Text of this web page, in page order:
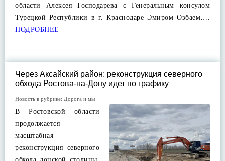
области Алексея Господарева с Генеральным консулом
Турецкой Республики в г. Краснодаре Эмиром Озбаем….
ПОДРОБНЕЕ
Через Аксайский район: реконструкция северного
обхода Ростова-на-Дону идет по графику
Новость в рубрике: Дорога и мы
В Ростовской области
продолжается
масштабная
реконструкция северного